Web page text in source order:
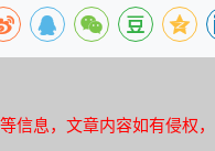
信息，文章内容如有侵权